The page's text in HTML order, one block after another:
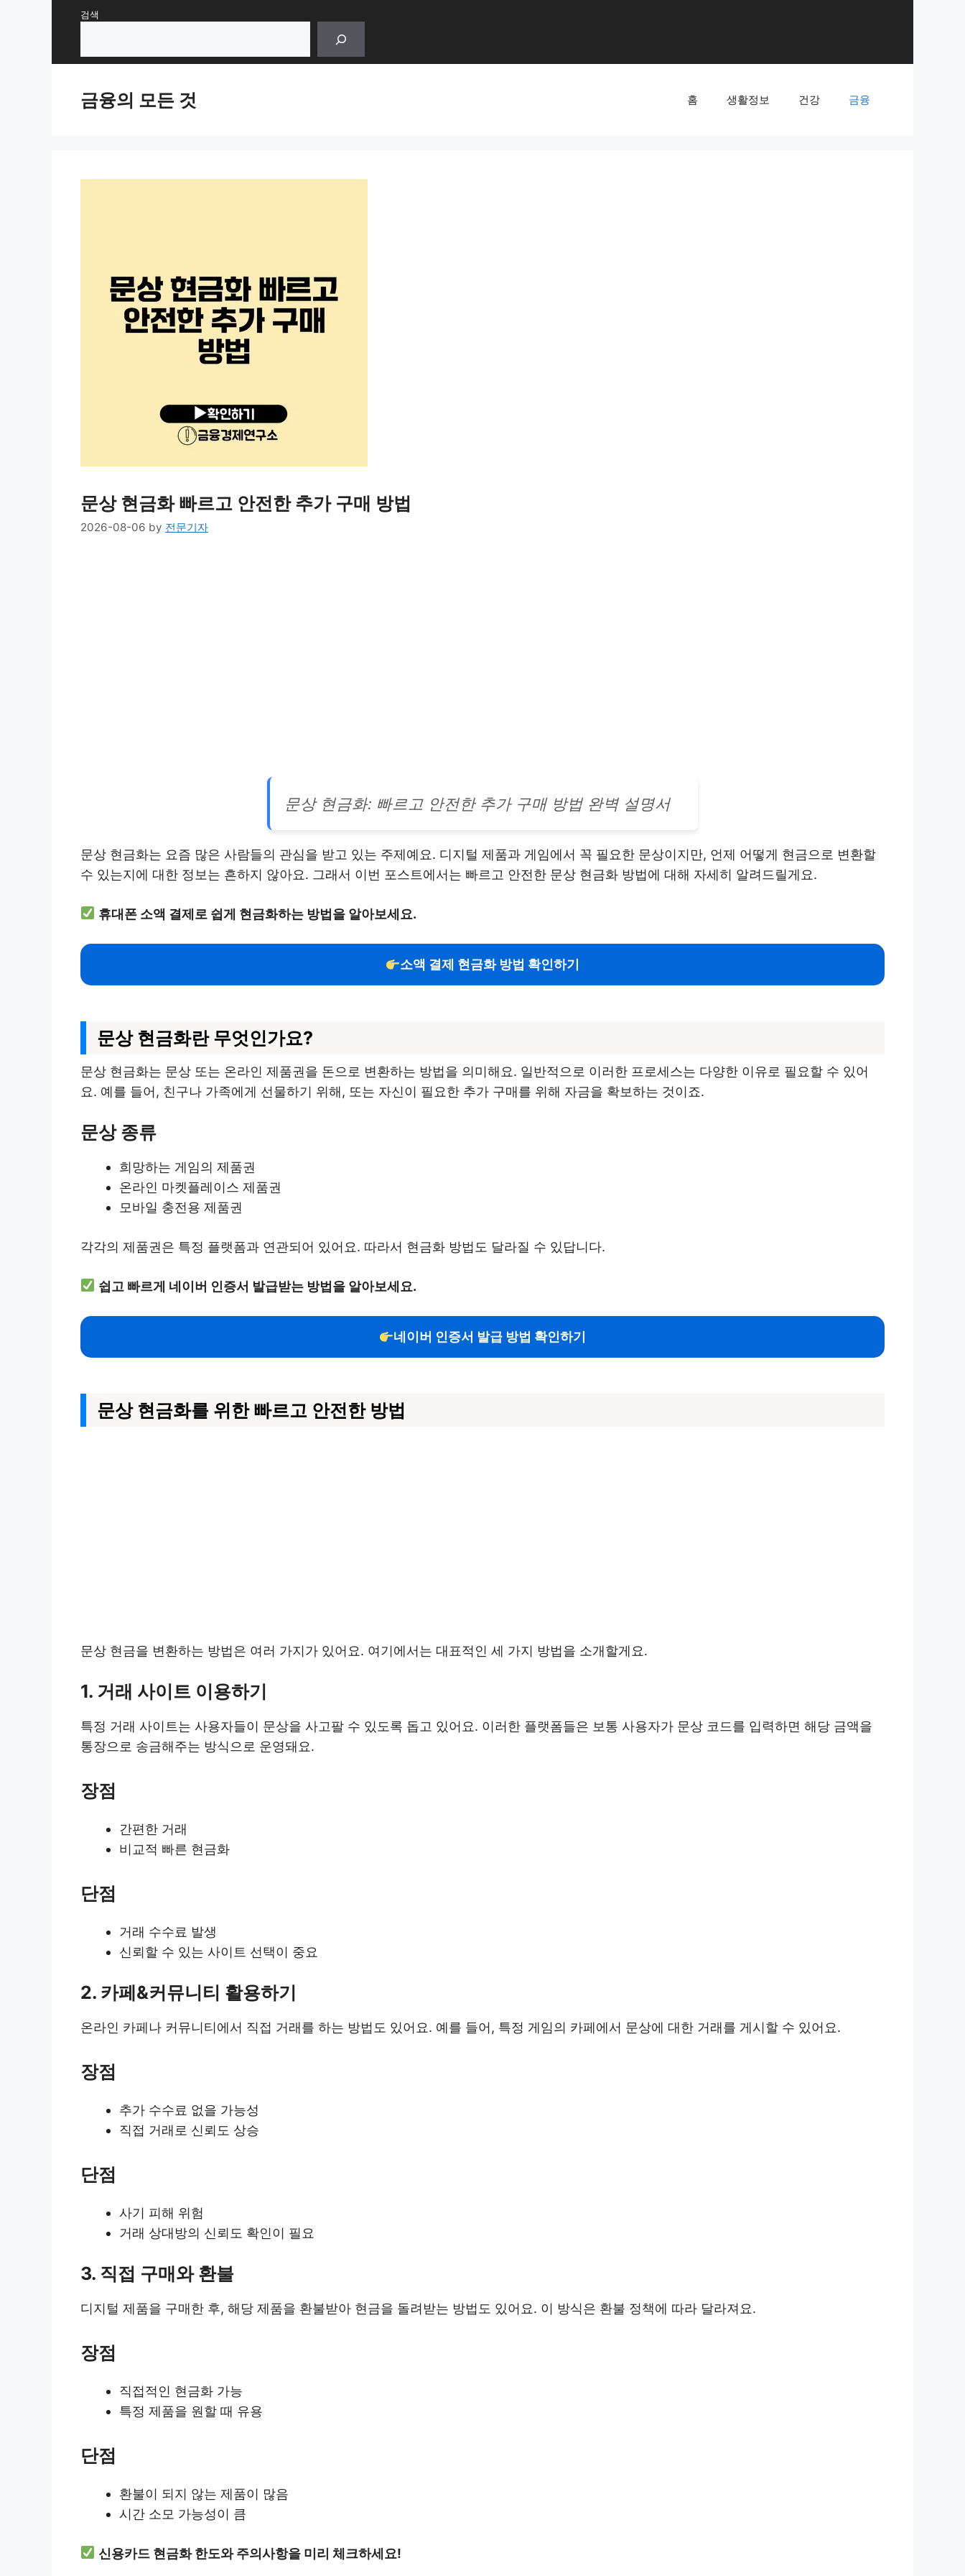
검색
금융의 모든 것 홈 생활정보 건강 금융
문상 현금화 빠르고 안전한 추가 구매 방법
2026-08-06 by 전문기자
문상 현금화: 빠르고 안전한 추가 구매 방법 완벽 설명서
문상 현금화는 요즘 많은 사람들의 관심을 받고 있는 주제예요. 디지털 제품과 게임에서 꼭 필요한 문상이지만, 언제 어떻게 현금으로 변환할
수 있는지에 대한 정보는 흔하지 않아요. 그래서 이번 포스트에서는 빠르고 안전한 문상 현금화 방법에 대해 자세히 알려드릴게요.
휴대폰 소액 결제로 쉽게 현금화하는 방법을 알아보세요.
소액 결제 현금화 방법 확인하기
문상 현금화란 무엇인가요?
문상 현금화는 문상 또는 온라인 제품권을 돈으로 변환하는 방법을 의미해요. 일반적으로 이러한 프로세스는 다양한 이유로 필요할 수 있어
요. 예를 들어, 친구나 가족에게 선물하기 위해, 또는 자신이 필요한 추가 구매를 위해 자금을 확보하는 것이죠.
문상 종류
희망하는 게임의 제품권
온라인 마켓플레이스 제품권
모바일 충전용 제품권
각각의 제품권은 특정 플랫폼과 연관되어 있어요. 따라서 현금화 방법도 달라질 수 있답니다.
쉽고 빠르게 네이버 인증서 발급받는 방법을 알아보세요.
네이버 인증서 발급 방법 확인하기
문상 현금화를 위한 빠르고 안전한 방법
문상 현금을 변환하는 방법은 여러 가지가 있어요. 여기에서는 대표적인 세 가지 방법을 소개할게요.
1. 거래 사이트 이용하기
특정 거래 사이트는 사용자들이 문상을 사고팔 수 있도록 돕고 있어요. 이러한 플랫폼들은 보통 사용자가 문상 코드를 입력하면 해당 금액을
통장으로 송금해주는 방식으로 운영돼요.
장점
간편한 거래
비교적 빠른 현금화
단점
거래 수수료 발생
신뢰할 수 있는 사이트 선택이 중요
2. 카페&커뮤니티 활용하기
온라인 카페나 커뮤니티에서 직접 거래를 하는 방법도 있어요. 예를 들어, 특정 게임의 카페에서 문상에 대한 거래를 게시할 수 있어요.
장점
추가 수수료 없을 가능성
직접 거래로 신뢰도 상승
단점
사기 피해 위험
거래 상대방의 신뢰도 확인이 필요
3. 직접 구매와 환불
디지털 제품을 구매한 후, 해당 제품을 환불받아 현금을 돌려받는 방법도 있어요. 이 방식은 환불 정책에 따라 달라져요.
장점
직접적인 현금화 가능
특정 제품을 원할 때 유용
단점
환불이 되지 않는 제품이 많음
시간 소모 가능성이 큼
신용카드 현금화 한도와 주의사항을 미리 체크하세요!